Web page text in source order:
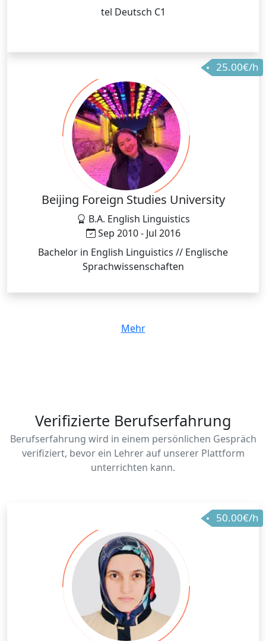
tel Deutsch C1
25.00€/h
Beijing Foreign Studies University
B.A. English Linguistics
Sep 2010 - Jul 2016
Bachelor in English Linguistics // Englische
Sprachwissenschaften
Mehr
Verifizierte Berufserfahrung
Berufserfahrung wird in einem persönlichen Gespräch
verifiziert, bevor ein Lehrer auf unserer Plattform
unterrichten kann.
50.00€/h